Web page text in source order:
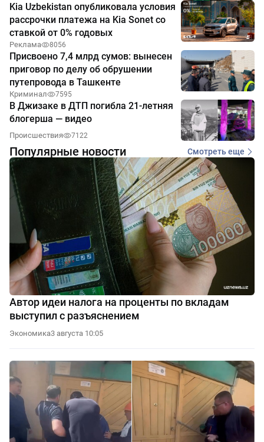
Kia Uzbekistan опубликовала условия
рассрочки платежа на Kia Sonet со
ставкой от 0% годовых
Реклама 8056
Присвоено 7,4 млрд сумов: вынесен
приговор по делу об обрушении
путепровода в Ташкенте
Криминал 7595
В Джизаке в ДТП погибла 21-летняя
блогерша — видео
Происшествия 7122
Популярные новости Смотреть еще
Автор идеи налога на проценты по вкладам
выступил с разъяснением
Экономика3 августа 10:05